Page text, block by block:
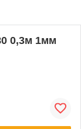
0,3м 1мм